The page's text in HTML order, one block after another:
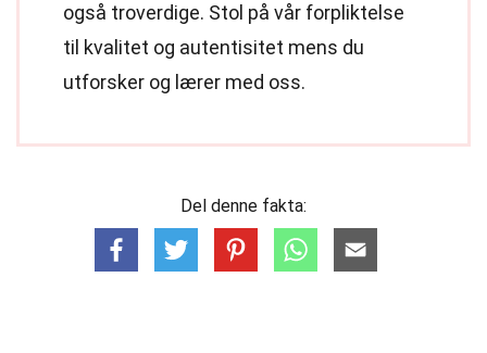
også troverdige. Stol på vår forpliktelse
til kvalitet og autentisitet mens du
utforsker og lærer med oss.
Del denne fakta: